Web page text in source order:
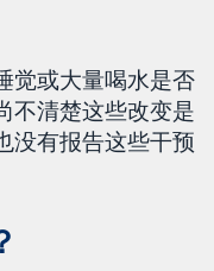
觉或大量喝水是否
不清楚这些改变是
没有报告这些干预